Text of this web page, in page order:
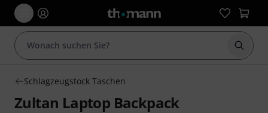
Suche
Schlagzeugstock Taschen
Zultan Laptop Backpack